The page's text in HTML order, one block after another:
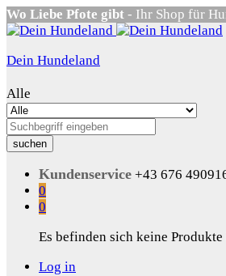
Wo Liebe Pfote gibt - Ihr Shop für
Dein Hundeland
Alle
suchen
Kundenservice +43 676
0
0
Es befinden sich keine
Log in